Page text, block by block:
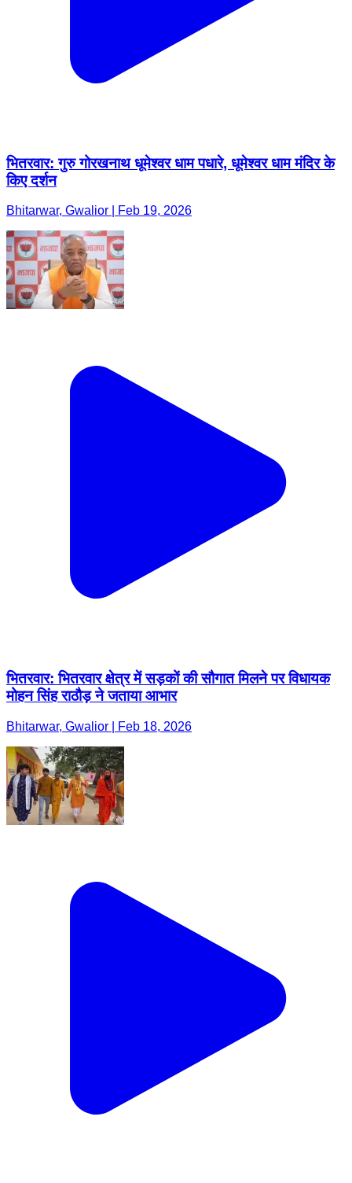
भितरवार: गुरु गोरखनाथ धूमेश्वर धाम पधारे, धूमेश्वर धाम मंदिर के
किए दर्शन
Bhitarwar, Gwalior | Feb 19, 2026
भितरवार: भितरवार क्षेत्र में सड़कों की सौगात मिलने पर विधायक
मोहन सिंह राठौड़ ने जताया आभार
Bhitarwar, Gwalior | Feb 18, 2026